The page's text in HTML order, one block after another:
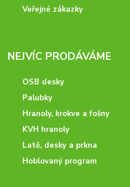
Veřejné zákazky
NEJVÍC PRODÁVÁME
OSB desky
Palubky
Hranoly, krokve a fošny
KVH hranoly
Latě, desky a prkna
Hoblovaný program